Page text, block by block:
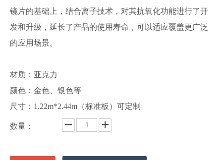
镜片的基础上，结合离子技术，对其抗氧化功能进行了开
发和升级，延长了产品的使用寿命，可以适应覆盖更广泛
的应用场景。
材质：亚克力
颜色：金色、银色等
尺寸：1.22m*2.44m（标准板）可定制
数量：